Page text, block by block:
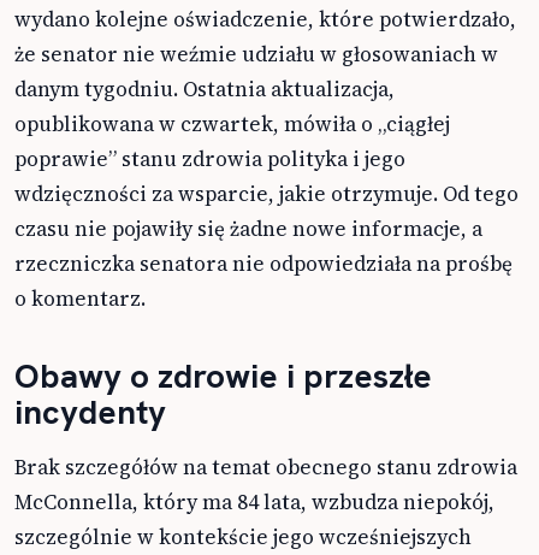
wydano kolejne oświadczenie, które potwierdzało,
że senator nie weźmie udziału w głosowaniach w
danym tygodniu. Ostatnia aktualizacja,
opublikowana w czwartek, mówiła o „ciągłej
poprawie” stanu zdrowia polityka i jego
wdzięczności za wsparcie, jakie otrzymuje. Od tego
czasu nie pojawiły się żadne nowe informacje, a
rzeczniczka senatora nie odpowiedziała na prośbę
o komentarz.
Obawy o zdrowie i przeszłe
incydenty
Brak szczegółów na temat obecnego stanu zdrowia
McConnella, który ma 84 lata, wzbudza niepokój,
szczególnie w kontekście jego wcześniejszych